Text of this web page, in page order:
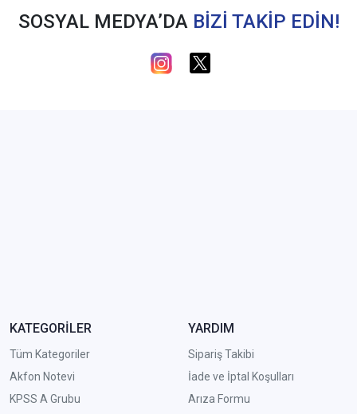
SOSYAL MEDYA’DA BİZİ TAKİP EDİN!
KATEGORİLER
Tüm Kategoriler
Akfon Notevi
KPSS A Grubu
YARDIM
Sipariş Takibi
İade ve İptal Koşulları
Arıza Formu